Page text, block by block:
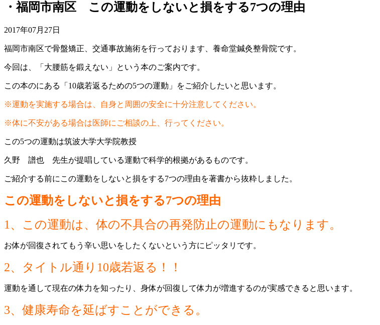
・福岡市南区 この運動をしないと損をする7つの理由
2017年07月27日
福岡市南区で骨盤矯正、交通事故施術を行っております、養命堂鍼灸整骨院です。
今回は、「大腰筋を鍛えない」という本のご案内です。
この本のにある「10歳若返るための5つの運動」をご紹介したいと思います。
※運動を実施する場合は、自身と周囲の安全に十分注意してください。
※体に不安がある場合は医師にご相談の上、行ってください。
この5つの運動は筑波大学大学院教授
久野 譜也 先生が提唱している運動で科学的根拠があるものです。
ご紹介する前にこの運動をしないと損をする7つの理由を著書から抜粋しました。
この運動をしないと損をする7つの理由
1、この運動は、体の不具合の再発防止の運動にもなります。
お体が回復されてもう辛い思いをしたくないという方にピッタリです。
2、タイトル通り10歳若返る！！
運動を通して現在の体力を知ったり、身体が回復して体力が増進するのが実感できると思います。
3、健康寿命を延ばすことができる。